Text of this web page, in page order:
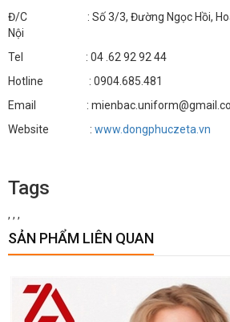
Đ/C : Số 3/3, Đường Ngọc Hồi,
Nội
Tel : 04 .62 92 92 44
Hotline : 0904.685.481
Email :
Website : www.dongphuczeta.vn
Tags
, , ,
SẢN PHẨM LIÊN QUAN